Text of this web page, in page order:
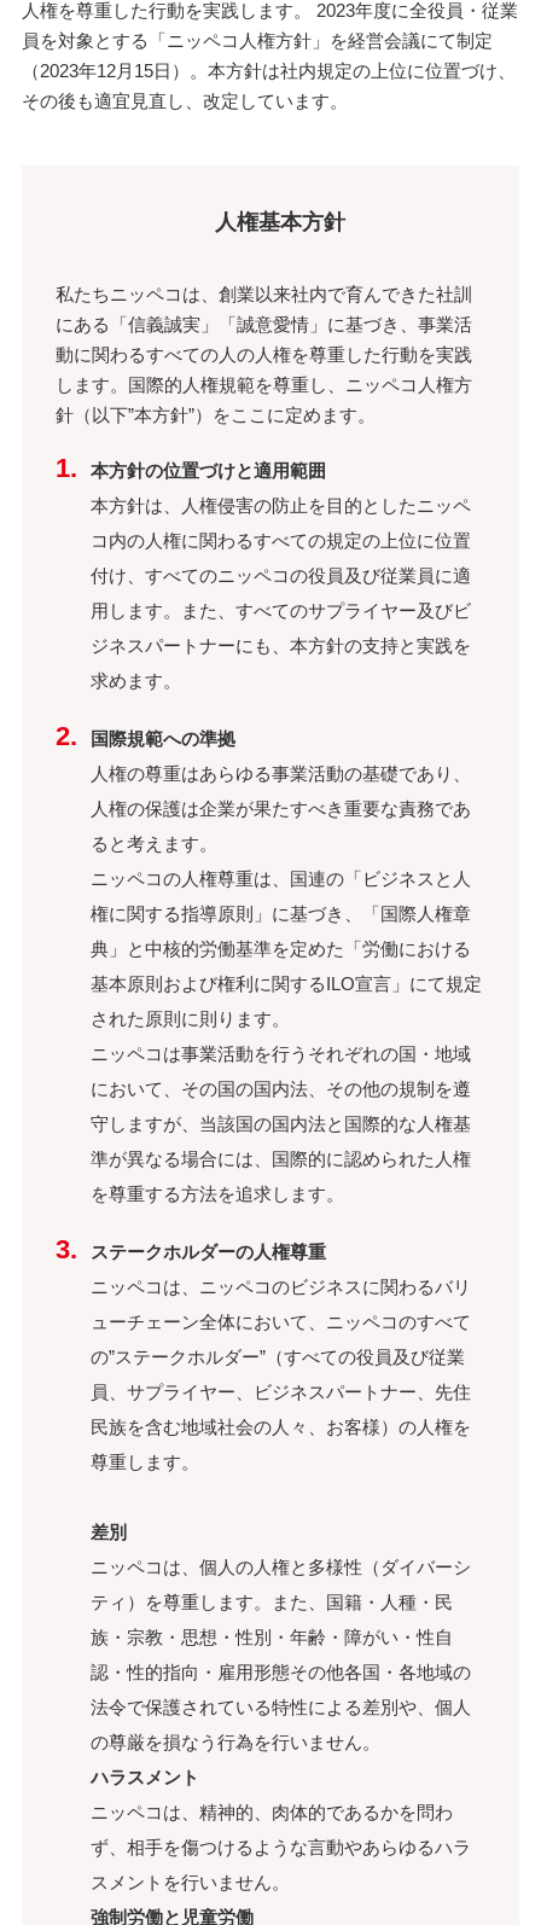
人権を尊重した行動を実践します。 2023年度に全役員・従業
員を対象とする「ニッペコ人権方針」を経営会議にて制定
（2023年12月15日）。本方針は社内規定の上位に位置づけ、
その後も適宜見直し、改定しています。
人権基本方針
私たちニッペコは、創業以来社内で育んできた社訓
にある「信義誠実」「誠意愛情」に基づき、事業活
動に関わるすべての人の人権を尊重した行動を実践
します。国際的人権規範を尊重し、ニッペコ人権方
針（以下”本方針”）をここに定めます。
本方針の位置づけと適用範囲
本方針は、人権侵害の防止を目的としたニッペ
コ内の人権に関わるすべての規定の上位に位置
付け、すべてのニッペコの役員及び従業員に適
用します。また、すべてのサプライヤー及びビ
ジネスパートナーにも、本方針の支持と実践を
求めます。
国際規範への準拠
人権の尊重はあらゆる事業活動の基礎であり、
人権の保護は企業が果たすべき重要な責務であ
ると考えます。
ニッペコの人権尊重は、国連の「ビジネスと人
権に関する指導原則」に基づき、「国際人権章
典」と中核的労働基準を定めた「労働における
基本原則および権利に関するILO宣言」にて規定
された原則に則ります。
ニッペコは事業活動を行うそれぞれの国・地域
において、その国の国内法、その他の規制を遵
守しますが、当該国の国内法と国際的な人権基
準が異なる場合には、国際的に認められた人権
を尊重する方法を追求します。
ステークホルダーの人権尊重
ニッペコは、ニッペコのビジネスに関わるバリ
ューチェーン全体において、ニッペコのすべて
の”ステークホルダー”（すべての役員及び従業
員、サプライヤー、ビジネスパートナー、先住
民族を含む地域社会の人々、お客様）の人権を
尊重します。
差別
ニッペコは、個人の人権と多様性（ダイバーシ
ティ）を尊重します。また、国籍・人種・民
族・宗教・思想・性別・年齢・障がい・性自
認・性的指向・雇用形態その他各国・各地域の
法令で保護されている特性による差別や、個人
の尊厳を損なう行為を行いません。
ハラスメント
ニッペコは、精神的、肉体的であるかを問わ
ず、相手を傷つけるような言動やあらゆるハラ
スメントを行いません。
強制労働と児童労働